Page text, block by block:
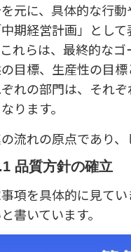
元に、具体的な行
期経営計画」とし
れらは、最終的な
目標、生産性の目
れの部門は、それ
ります。
流れの原点であり
品質方針の確立
項を具体的に見て
書いています。